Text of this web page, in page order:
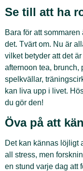
Se till att ha
Bara för att
det. Tvärt om. Nu är
vilket betyder att det
afternoon tea, brunch,
spelkvällar,
kan liva upp i livet.
du gör den!
Öva på att
Det kan kännas löjligt
all stress, men
en stund varje dag att